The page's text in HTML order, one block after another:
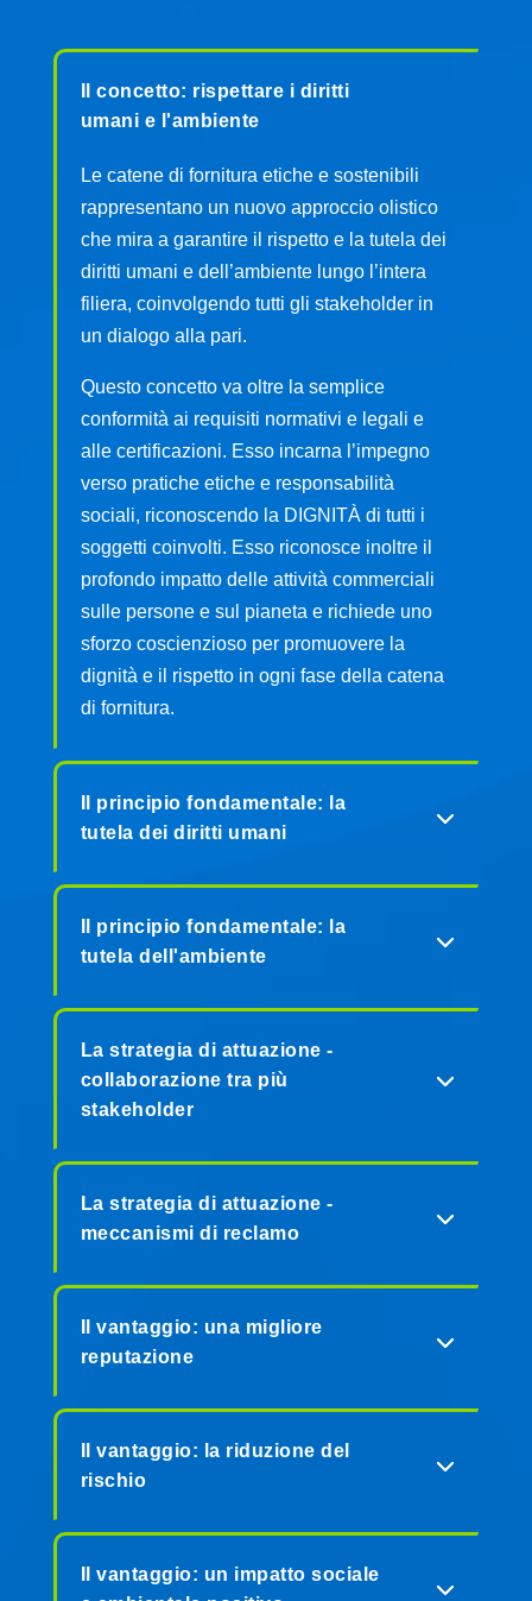
Il concetto: rispettare i diritti
umani e l'ambiente
Le catene di fornitura etiche e sostenibili
rappresentano un nuovo approccio olistico
che mira a garantire il rispetto e la tutela dei
diritti umani e dell’ambiente lungo l’intera
filiera, coinvolgendo tutti gli stakeholder in
un dialogo alla pari.
Questo concetto va oltre la semplice
conformità ai requisiti normativi e legali e
alle certificazioni. Esso incarna l’impegno
verso pratiche etiche e responsabilità
sociali, riconoscendo la DIGNITÀ di tutti i
soggetti coinvolti. Esso riconosce inoltre il
profondo impatto delle attività commerciali
sulle persone e sul pianeta e richiede uno
sforzo coscienzioso per promuovere la
dignità e il rispetto in ogni fase della catena
di fornitura.
Il principio fondamentale: la
tutela dei diritti umani
Il principio fondamentale: la
tutela dell'ambiente
La strategia di attuazione -
collaborazione tra più
stakeholder
La strategia di attuazione -
meccanismi di reclamo
Il vantaggio: una migliore
reputazione
Il vantaggio: la riduzione del
rischio
Il vantaggio: un impatto sociale